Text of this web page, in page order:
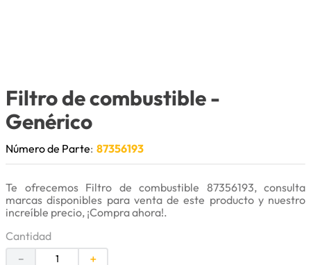
Filtro de combustible-
Genérico
Número de Parte: 87356193
Te ofrecemos Filtro de combustible 87356193, consulta
marcas disponibles para venta de este producto y nuestro
increíble precio, ¡Compra ahora!.
Cantidad
＋
－